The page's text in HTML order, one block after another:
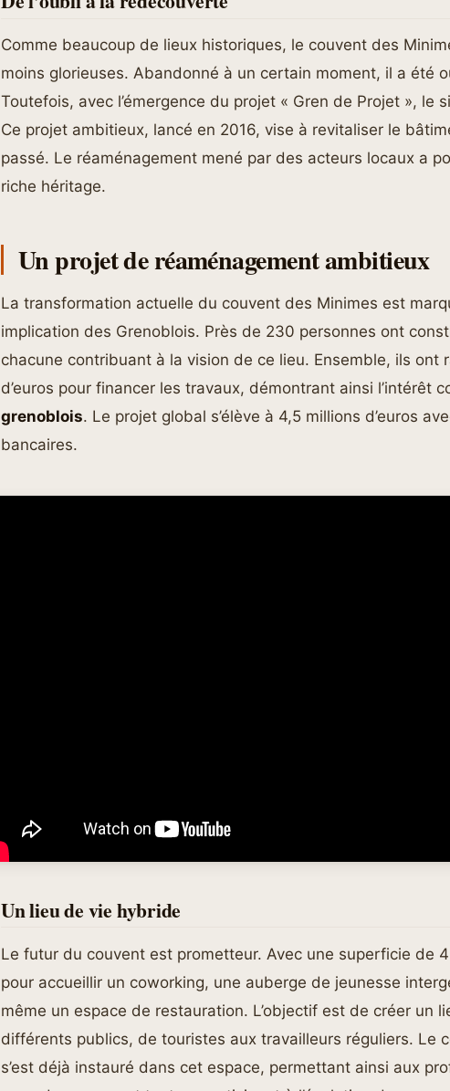
Comme beaucoup de lieux historiques, le couvent des
moins glorieuses. Abandonné à un certain moment, il a été
Toutefois, avec l’émergence du projet « Gren de Projet », le
Ce projet ambitieux, lancé en 2016, vise à revitaliser le
passé. Le réaménagement mené par des acteurs locaux a
riche héritage.
Un projet de réaménagement ambitieux
La transformation actuelle du couvent des Minimes est
implication des Grenoblois. Près de 230 personnes ont
chacune contribuant à la vision de ce lieu. Ensemble, ils ont
d’euros pour financer les travaux, démontrant ainsi l’intérêt
grenoblois. Le projet global s’élève à 4,5 millions d’euros
bancaires.
Un lieu de vie hybride
Le futur du couvent est prometteur. Avec une superficie de
pour accueillir un coworking, une auberge de jeunesse
même un espace de restauration. L’objectif est de créer un
différents publics, de touristes aux travailleurs réguliers. Le
s’est déjà instauré dans cet espace, permettant ainsi aux